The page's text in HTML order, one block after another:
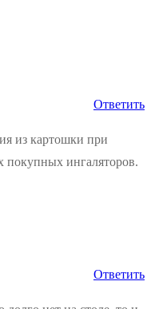
Ответить
из картошки при
покупных ингаляторов.
Ответить